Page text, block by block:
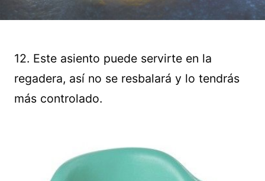
12. Este asiento puede servirte en la
regadera, así no se resbalará y lo tendrás
más controlado.